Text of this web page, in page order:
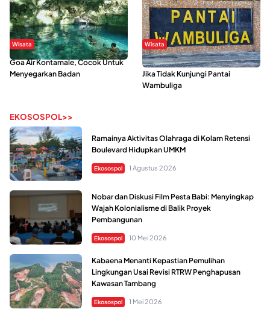
Wisata
Goa Air Kontamale, Cocok Untuk
Menyegarkan Badan
Wisata
Berkunjung Ke Wakatobi, Nyesal
Jika Tidak Kunjungi Pantai
Wambuliga
EKOSOSPOL>>
Ramainya Aktivitas Olahraga di Kolam Retensi
Boulevard Hidupkan UMKM
Ekosospol 1 Agustus 2026
Nobar dan Diskusi Film Pesta Babi: Menyingkap
Wajah Kolonialisme di Balik Proyek
Pembangunan
Ekosospol 10 Mei 2026
Kabaena Menanti Kepastian Pemulihan
Lingkungan Usai Revisi RTRW Penghapusan
Kawasan Tambang
Ekosospol 1 Mei 2026